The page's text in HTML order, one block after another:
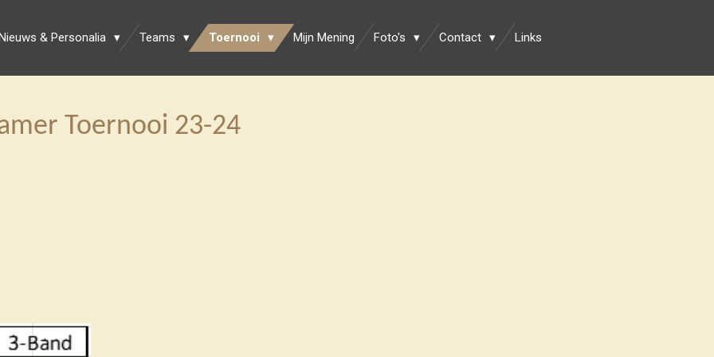
& Personalia Teams Toernooi Mijn Mening Foto's Contact Links
Toernooi 23-24